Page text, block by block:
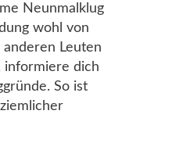
Neunmalklug
wohl von
Leuten
informiere dich
So ist